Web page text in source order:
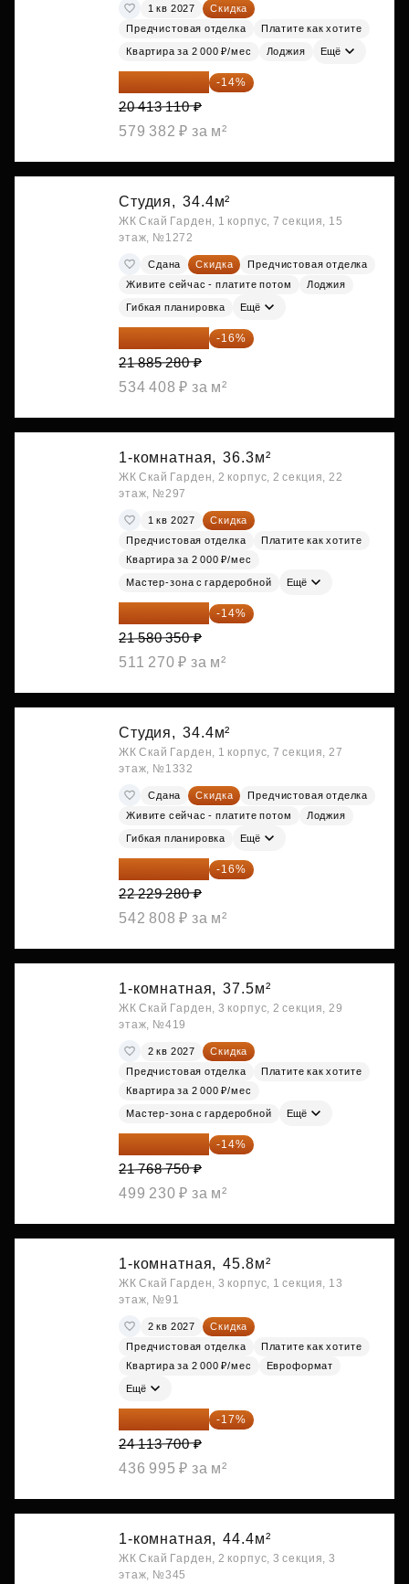
1 кв 2027
Скидка
Предчистовая отделка
Платите как хотите
Квартира за 2 000 ₽/мес Лоджия Ещё
17 555 275 ₽ -14%
20 413 110 ₽
579 382 ₽ за м²
Студия, 34.4м²
ЖК Скай Гарден, 1 корпус, 7 секция, 15
этаж, №1272
Сдана Скидка
Предчистовая отделка
Живите сейчас - платите потом
Лоджия
Гибкая планировка Ещё
18 383 635 ₽ -16%
21 885 280 ₽
534 408 ₽ за м²
1-комнатная, 36.3м²
ЖК Скай Гарден, 2 корпус, 2 секция, 22
этаж, №297
1 кв 2027
Скидка
Предчистовая отделка
Платите как хотите
Квартира за 2 000 ₽/мес
Мастер-зона с гардеробной Ещё
18 559 101 ₽ -14%
21 580 350 ₽
511 270 ₽ за м²
Студия, 34.4м²
ЖК Скай Гарден, 1 корпус, 7 секция, 27
этаж, №1332
Сдана Скидка
Предчистовая отделка
Живите сейчас - платите потом
Лоджия
Гибкая планировка Ещё
18 672 595 ₽ -16%
22 229 280 ₽
542 808 ₽ за м²
1-комнатная, 37.5м²
ЖК Скай Гарден, 3 корпус, 2 секция, 29
этаж, №419
2 кв 2027
Скидка
Предчистовая отделка
Платите как хотите
Квартира за 2 000 ₽/мес
Мастер-зона с гардеробной Ещё
18 721 125 ₽ -14%
21 768 750 ₽
499 230 ₽ за м²
1-комнатная, 45.8м²
ЖК Скай Гарден, 3 корпус, 1 секция, 13
этаж, №91
2 кв 2027
Скидка
Предчистовая отделка
Платите как хотите
Квартира за 2 000 ₽/мес
Евроформат
Ещё
20 014 371 ₽ -17%
24 113 700 ₽
436 995 ₽ за м²
1-комнатная, 44.4м²
ЖК Скай Гарден, 2 корпус, 3 секция, 3
этаж, №345